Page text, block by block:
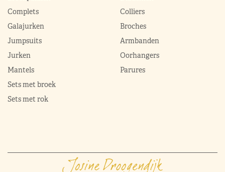
Complets
Galajurken
Jumpsuits
Jurken
Mantels
Sets met broek
Sets met rok
Colliers
Broches
Armbanden
Oorhangers
Parures